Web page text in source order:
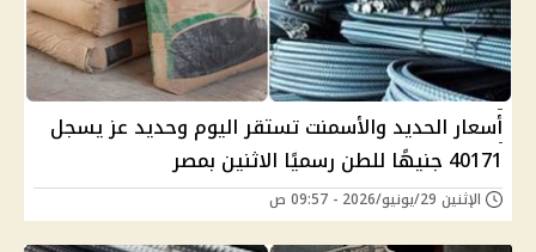
أسعار الحديد والأسمنت تستقر اليوم وحديد عز يسجل
40171 جنيهًا للطن رسميًا الاثنين بمصر
الإثنين 29/يونيو/2026 - 09:57 ص